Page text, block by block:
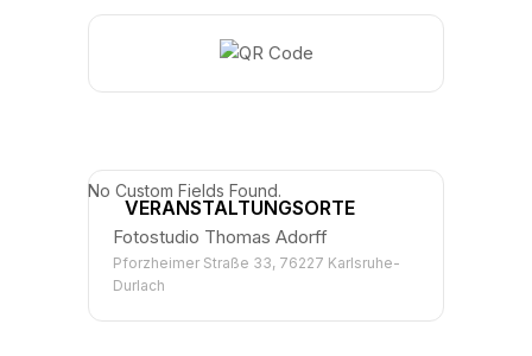
No Custom Fields Found.
VERANSTALTUNGSORTE
Fotostudio Thomas Adorff
Pforzheimer Straße 33, 76227 Karlsruhe-
Durlach